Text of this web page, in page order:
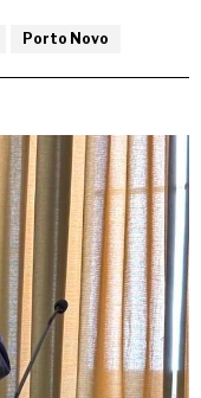
Porto Novo